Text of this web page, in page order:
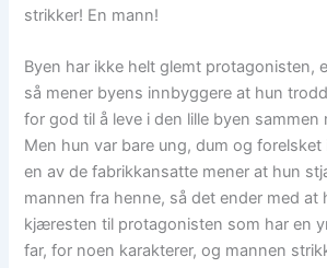
strikker! En mann!
Byen har ikke helt glemt protagonisten,
så mener byens innbyggere at hun
for god til å leve i den lille byen sammen
Men hun var bare ung, dum og forelsket
en av de fabrikkansatte mener at hun
mannen fra henne, så det ender med at
kjæresten til protagonisten som har en
far, for noen karakterer, og mannen